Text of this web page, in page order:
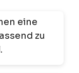
eine
zu